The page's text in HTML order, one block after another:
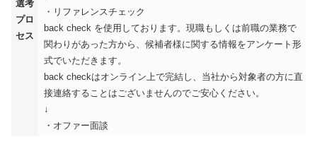
選考
プロ
セス
・リファレンスチェック
back check を使用しております。現職もしくは前職の業務で
関わりがあった方から、候補者様に関する情報をアンケート形
式でいただきます。
back checkはオンライン上で完結し、当社から対象者の方に直
接連絡することはございませんのでご安心ください。
↓
・オファー面談